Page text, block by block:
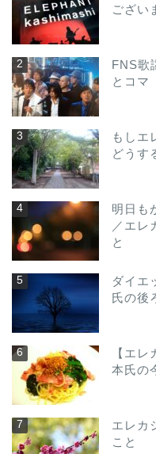
ござい
FNS歌
とコマ
もしエ
どうす
明日も
／エレ
と
ダイエ
氏の後
【エ
本氏の
エレカ
こと